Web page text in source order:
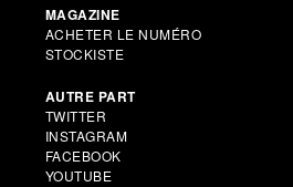
MAGAZINE
ACHETER LE NUMÉRO
STOCKISTE
AUTRE PART
TWITTER
INSTAGRAM
FACEBOOK
YOUTUBE